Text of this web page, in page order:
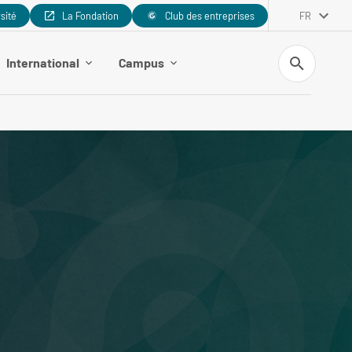
La Fondation Club des entreprises FR
International Campus
Recherche